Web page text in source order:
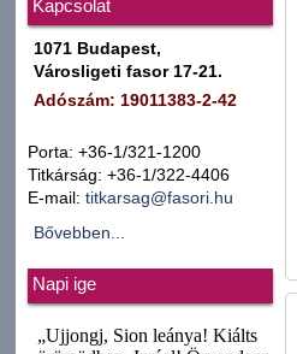
Kapcsolat
1071 Budapest,
Városligeti fasor 17-21.
Adószám: 19011383-2-42
Porta: +36-1/321-1200
Titkárság: +36-1/322-4406
E-mail: titkarsag@fasori.hu
Bővebben...
Napi ige